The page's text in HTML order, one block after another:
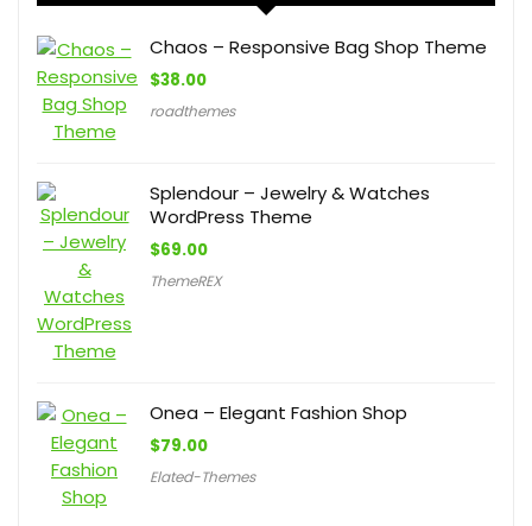
Chaos – Responsive Bag Shop Theme
$38.00
roadthemes
Splendour – Jewelry & Watches
WordPress Theme
$69.00
ThemeREX
Onea – Elegant Fashion Shop
$79.00
Elated-Themes